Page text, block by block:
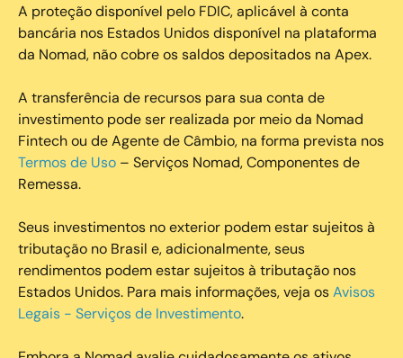
A proteção disponível pelo FDIC, aplicável à conta
bancária nos Estados Unidos disponível na plataforma
da Nomad, não cobre os saldos depositados na Apex.
A transferência de recursos para sua conta de
investimento pode ser realizada por meio da Nomad
Fintech ou de Agente de Câmbio, na forma prevista nos
Termos de Uso – Serviços Nomad, Componentes de
Remessa.
Seus investimentos no exterior podem estar sujeitos à
tributação no Brasil e, adicionalmente, seus
rendimentos podem estar sujeitos à tributação nos
Estados Unidos. Para mais informações, veja osAvisos
Legais - Serviços de Investimento.